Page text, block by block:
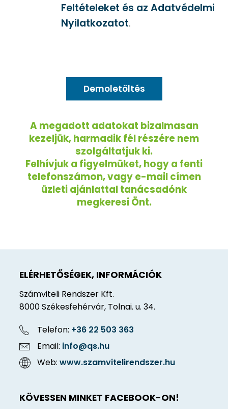
Feltételeket és az Adatvédelmi
Nyilatkozatot.
A megadott adatokat bizalmasan
kezeljük, harmadik fél részére nem
szolgáltatjuk ki.
Felhívjuk a figyelmüket, hogy a fenti
telefonszámon, vagy e-mail címen
üzleti ajánlattal tanácsadónk
megkeresi Önt.
ELÉRHETŐSÉGEK, INFORMÁCIÓK
Számviteli Rendszer Kft.
8000 Székesfehérvár, Tolnai. u. 34.
Telefon: +36 22 503 363
Email: info@qs.hu
Web:www.szamvitelirendszer.hu
KÖVESSEN MINKET FACEBOOK-ON!